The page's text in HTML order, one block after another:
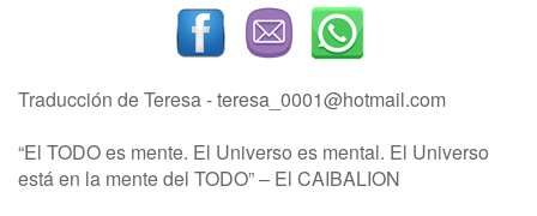
Traducción de Teresa -teresa_0001@hotmail.com
“El TODO es mente. El Universo es mental. El Universo
está en la mente del TODO” – El CAIBALION